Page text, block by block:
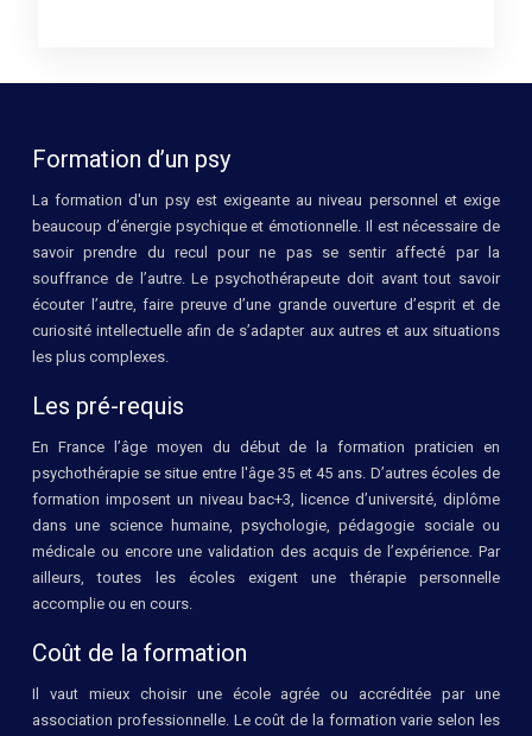
Formation d’un psy
La formation d'un psy est exigeante au niveau personnel et exige
beaucoup d’énergie psychique et émotionnelle. Il est nécessaire de
savoir prendre du recul pour ne pas se sentir affecté par la
souffrance de l’autre. Le psychothérapeute doit avant tout savoir
écouter l’autre, faire preuve d’une grande ouverture d’esprit et de
curiosité intellectuelle afin de s’adapter aux autres et aux situations
les plus complexes.
Les pré-requis
En France l’âge moyen du début de la formation praticien en
psychothérapie se situe entre l'âge 35 et 45 ans. D’autres écoles de
formation imposent un niveau bac+3, licence d’université, diplôme
dans une science humaine, psychologie, pédagogie sociale ou
médicale ou encore une validation des acquis de l’expérience. Par
ailleurs, toutes les écoles exigent une thérapie personnelle
accomplie ou en cours.
Coût de la formation
Il vaut mieux choisir une école agrée ou accréditée par une
association professionnelle. Le coût de la formation varie selon les